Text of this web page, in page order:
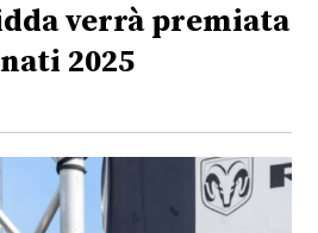
verrà premiata
2025